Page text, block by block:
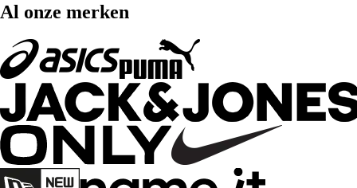
Al onze merken